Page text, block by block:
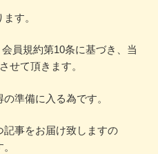
す。
員規約第10条に基づき、当
せて頂きます。
準備に入る為です。
事をお届け致しますの